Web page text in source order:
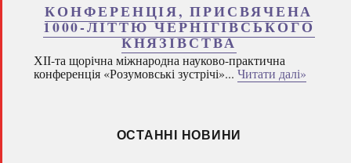
КОНФЕРЕНЦІЯ, ПРИСВЯЧЕНА
1000-ЛІТТЮ ЧЕРНІГІВСЬКОГО
КНЯЗІВСТВА
ХІІ-та щорічна міжнародна науково-практична
конференція «Розумовські зустрічі»... Читати далі»
ОСТАННІ НОВИНИ